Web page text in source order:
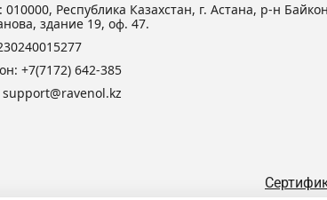
010000, Республика Казахстан, г. Астана, р-н
здание 19, оф. 47.
+7(7172) 642-385
support@ravenol.kz